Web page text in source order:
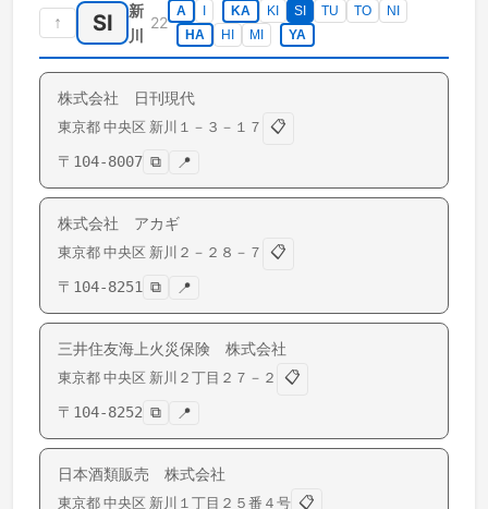
↑ SI
新
川
22
A KA KI SI TU TO
NI
HA
HI MI YA
株式会社 日刊現代
東京都 中央区 新川 １－３－１７
📋
〒 104-8007 ⧉ 📍
株式会社 アカギ
東京都 中央区 新川 ２－２８－７
📋
〒 104-8251 ⧉ 📍
三井住友海上火災保険 株式会社
東京都 中央区 新川 ２丁目２７－２
📋
〒 104-8252 ⧉ 📍
日本酒類販売 株式会社
東京都 中央区 新川 １丁目２５番４号 📋